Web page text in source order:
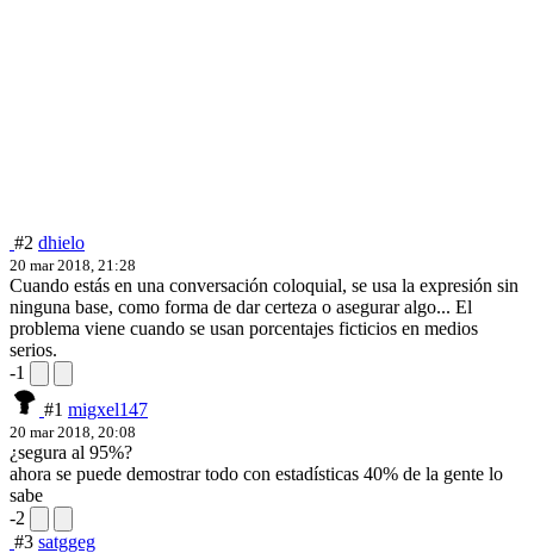
#2 dhielo
20 mar 2018, 21:28
Cuando estás en una conversación coloquial, se usa la expresión sin
ninguna base, como forma de dar certeza o asegurar algo... El
problema viene cuando se usan porcentajes ficticios en medios
serios.
-1
#1 migxel147
20 mar 2018, 20:08
¿segura al 95%?
ahora se puede demostrar todo con estadísticas 40% de la gente lo
sabe
-2
#3 satggeg